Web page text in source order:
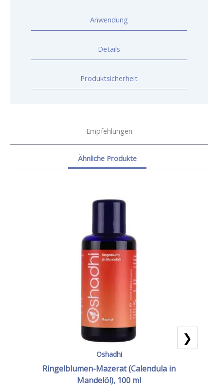
Anwendung
Details
Produktsicherheit
Empfehlungen
Ähnliche Produkte
Oshadhi
Ringelblumen-Mazerat (Calendula in
Mandelöl), 100 ml
❯